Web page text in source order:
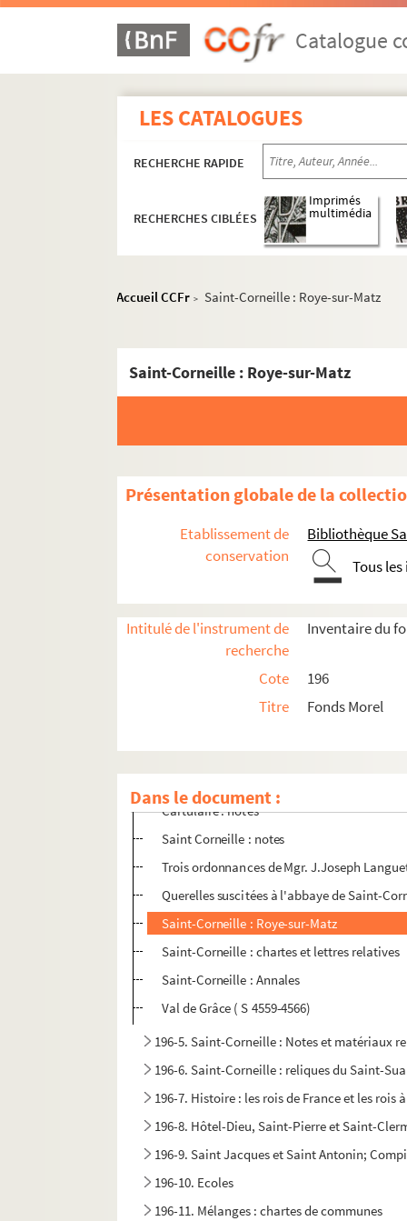
Catalogue
LES CATALOGUES
RECHERCHE RAPIDE
RECHERCHES CIBLÉES
Imprimés
multimédia
Accueil CCFr > Saint-Corneille : Roye-sur-Matz
Saint-Corneille : Roye-sur-Matz
Présentation globale de la
Etablissement de
conservation
Bibliothèque
Tous
Intitulé de l'instrument de
recherche
Inventaire du
Cote
196
Titre
Fonds Morel
Dans le document :
196-1. Généralités-Varia. Abbayes,
196-2. Cartulaire de la ville de Compiègne -
Cartulaire blanc
Cartulaire : notes
Saint Corneille : notes
Trois ordonnances de Mgr. J.Joseph
Querelles suscitées à l'abbaye de Saint-
Saint-Corneille : Roye-sur-Matz
Saint-Corneille : chartes et lettres relatives
Saint-Corneille : Annales
Val de Grâce ( S 4559-4566)
196-5. Saint-Corneille : Notes et matériaux
196-6. Saint-Corneille : reliques du Saint-
196-7. Histoire : les rois de France et les rois
196-8. Hôtel-Dieu, Saint-Pierre et Saint-
196-9. Saint Jacques et Saint Antonin;
196-10. Ecoles
196-11. Mélanges : chartes de communes